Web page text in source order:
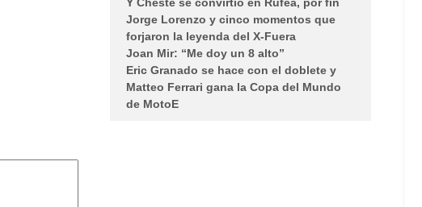
Jorge Lorenzo y cinco momentos que
forjaron la leyenda del X-Fuera
Joan Mir: “Me doy un 8 alto”
Eric Granado se hace con el doblete y
Matteo Ferrari gana la Copa del Mundo
de MotoE